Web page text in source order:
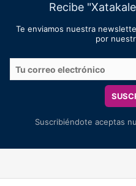
Recibe
Te enviamos nuestra
por
Suscribiéndote aceptas